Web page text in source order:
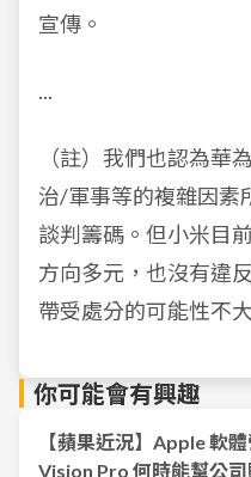
宣傳。
...
（註）我們也認為華
治/軍事等的複雜因素
談判籌碼。但小米目
方向多元，也沒有違
帶受處分的可能性不
你可能會有興趣
【蘋果近況】Apple 軟
Vision Pro 何時能幫公司